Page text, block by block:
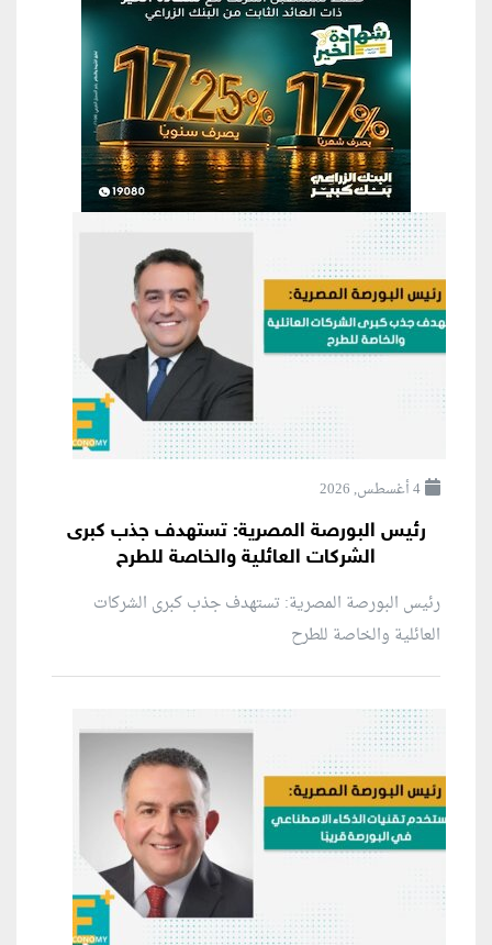
4 أغسطس, 2026
رئيس البورصة المصرية: تستهدف جذب كبرى
الشركات العائلية والخاصة للطرح
رئيس البورصة المصرية: تستهدف جذب كبرى الشركات
العائلية والخاصة للطرح